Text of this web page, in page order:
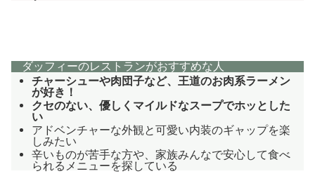
ダッフィーのレストランがおすすめな人
チャーシューや肉団子など、王道のお肉系ラーメン
が好き！
クセのない、優しくマイルドなスープでホッとした
い
アドベンチャーな外観と可愛い内装のギャップを楽
しみたい
辛いものが苦手な方や、家族みんなで安心して食べ
られるメニューを探している